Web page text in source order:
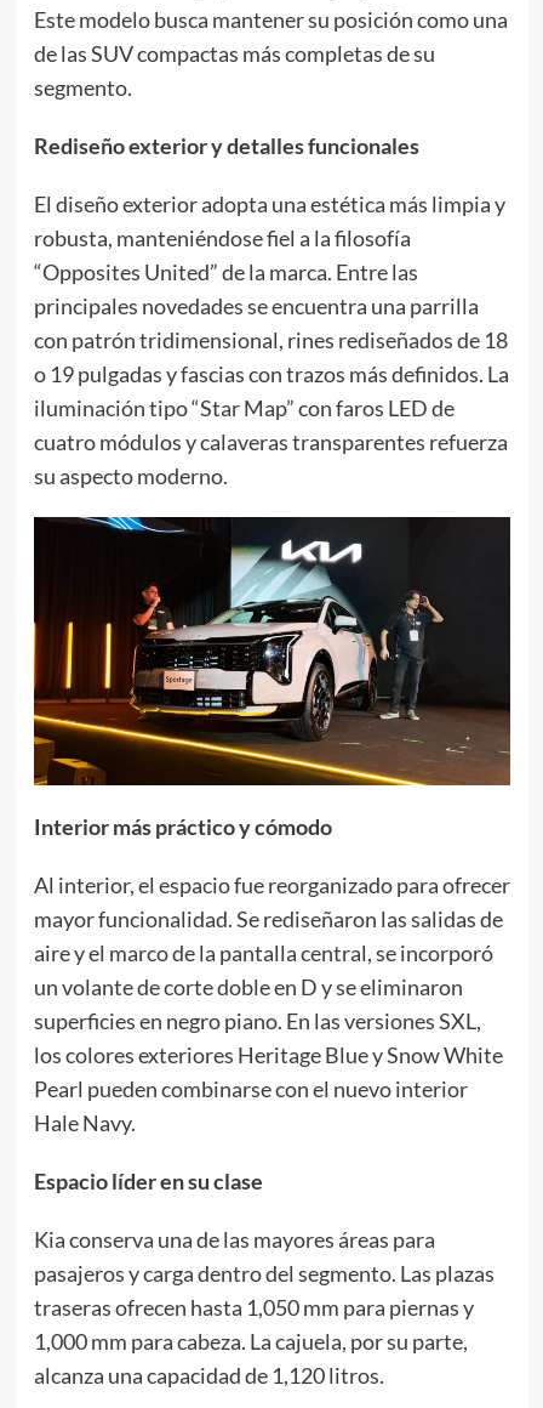
Este modelo busca mantener su posición como una
de las SUV compactas más completas de su
segmento.
Rediseño exterior y detalles funcionales
El diseño exterior adopta una estética más limpia y
robusta, manteniéndose fiel a la filosofía
“Opposites United” de la marca. Entre las
principales novedades se encuentra una parrilla
con patrón tridimensional, rines rediseñados de 18
o 19 pulgadas y fascias con trazos más definidos. La
iluminación tipo “Star Map” con faros LED de
cuatro módulos y calaveras transparentes refuerza
su aspecto moderno.
Interior más práctico y cómodo
Al interior, el espacio fue reorganizado para ofrecer
mayor funcionalidad. Se rediseñaron las salidas de
aire y el marco de la pantalla central, se incorporó
un volante de corte doble en D y se eliminaron
superficies en negro piano. En las versiones SXL,
los colores exteriores Heritage Blue y Snow White
Pearl pueden combinarse con el nuevo interior
Hale Navy.
Espacio líder en su clase
Kia conserva una de las mayores áreas para
pasajeros y carga dentro del segmento. Las plazas
traseras ofrecen hasta 1,050 mm para piernas y
1,000 mm para cabeza. La cajuela, por su parte,
alcanza una capacidad de 1,120 litros.